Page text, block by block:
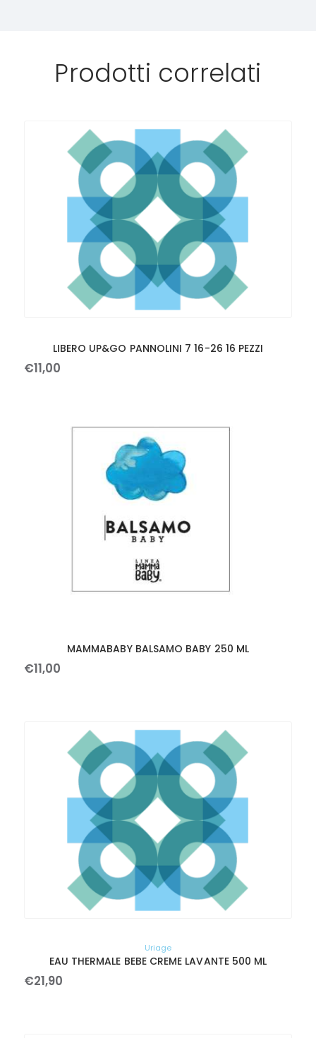
Prodotti correlati
LIBERO UP&GO PANNOLINI 7 16-26 16 PEZZI
€11,00
MAMMABABY BALSAMO BABY 250 ML
€11,00
Uriage
EAU THERMALE BEBE CREME LAVANTE 500 ML
€21,90